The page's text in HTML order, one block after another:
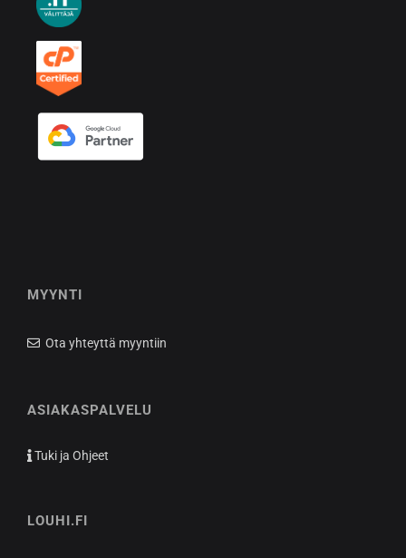
MYYNTI
Ota yhteyttä myyntiin
ASIAKASPALVELU
Tuki ja Ohjeet
LOUHI.FI